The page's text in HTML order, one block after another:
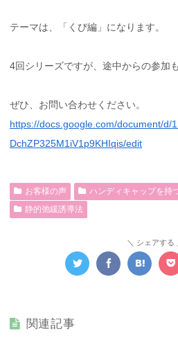
テーマは、「くび編」になります。
4回シリーズですが、途中からの参加
ぜひ、お問い合わせください。
https://docs.google.com/document/d/
DchZP325M1iV1p9KHIqis/edit
お客様の声
ハンディキャップを持
静的弛緩誘導法
シェアする
関連記事